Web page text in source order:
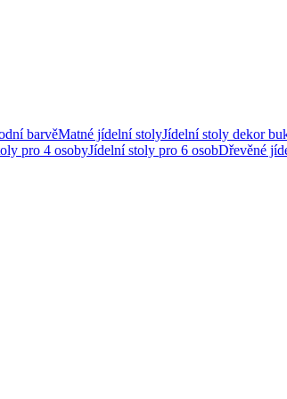
barvěMatné jídelní stolyJídelní stoly dekor
pro 4 osobyJídelní stoly pro 6 osobDřevěné